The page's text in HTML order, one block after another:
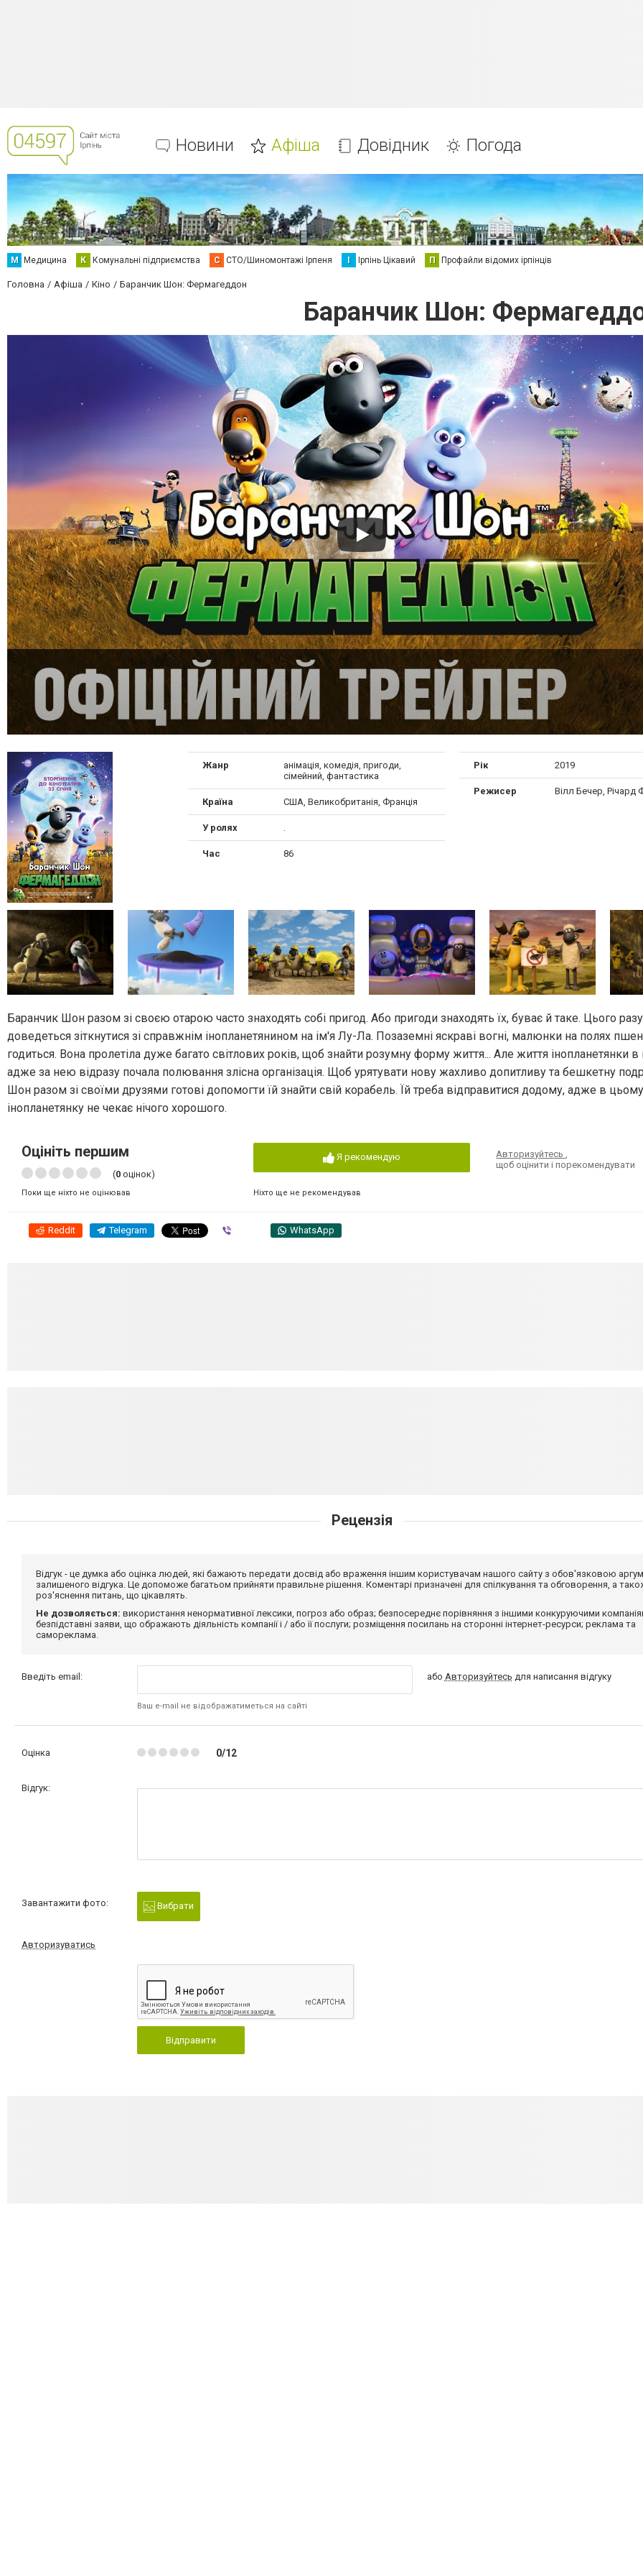
Новини Афіша Довідник Погода
М Медицина К Комунальні підприємства С СТО/Шиномонтажі Ірпеня І Ірпінь Цікавий П Профайли відомих ірпінців
Головна Афіша Кіно Баранчик Шон: Фермагеддон
Баранчик Шон:
Жанр
анімація, комедія, пригоди,
сімейний, фантастика
Країна США, Великобританія, Франція
У ролях
Рік 2019
Режисер Вілл Бечер, Річард
Час 86
Баранчик Шон разом зі своєю отарою часто знаходять собі пригод. Або пригоди знаходять їх, буває й таке. Цього
доведеться зіткнутися зі справжнім інопланетянином на ім'я Лу-Ла. Позаземні яскраві вогні, малюнки на полях
годиться. Вона пролетіла дуже багато світлових років, щоб знайти розумну форму життя... Але життя інопланетянки в
адже за нею відразу почала полювання злісна організація. Щоб урятувати нову жахливо допитливу та бешкетну
Шон разом зі своїми друзями готові допомогти їй знайти свій корабель. Їй треба відправитися додому, адже в цьому
інопланетянку не чекає нічого хорошого.
Оцініть першим
(0 оцінок)
Поки ще ніхто не оцінював
Я рекомендую
Ніхто ще не рекомендував
Авторизуйтесь,
щоб оцінити і порекомендувати
Reddit Telegram WhatsApp
Рецензія
Відгук - це думка або оцінка людей, які бажають передати досвід або враження іншим користувачам нашого сайту з обов'язковою
залишеного відгука. Це допоможе багатьом прийняти правильне рішення. Коментарі призначені для спілкування та обговорення, а
роз'яснення питань, що цікавлять.
Не дозволяється: використання ненормативної лексики, погроз або образ; безпосереднє порівняння з іншими конкуруючими
безпідставні заяви, що ображають діяльність компанії і / або її послуги; розміщення посилань на сторонні інтернет-ресурси; реклама та
самореклама.
Введіть email:
Ваш e-mail не відображатиметься на сайті
або Авторизуйтесь для написання відгуку
Оцінка 0/12
Відгук:
Завантажити фото: Вибрати
Авторизуватись
Відправити